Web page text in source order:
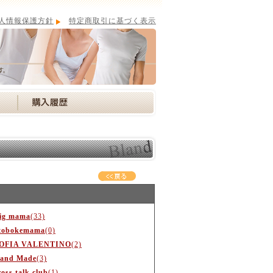
特定商取引に基づく表示
情報保護方針
mama(33)
(0)
VALENTINO(2)
Made(3)